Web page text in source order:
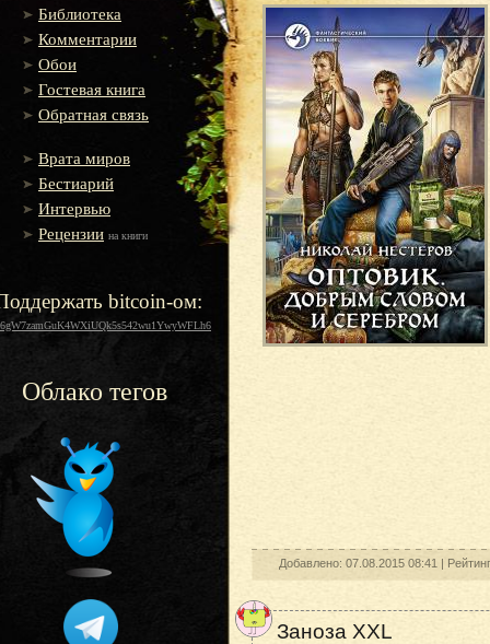
Библиотека
Комментарии
Обои
Гостевая книга
Обратная связь
Врата миров
Бестиарий
Интервью
Рецензии на книги
bitcoin-ом:
Облако тегов
Добавлено: 07.08.2015 08:41 |
Заноза XXL